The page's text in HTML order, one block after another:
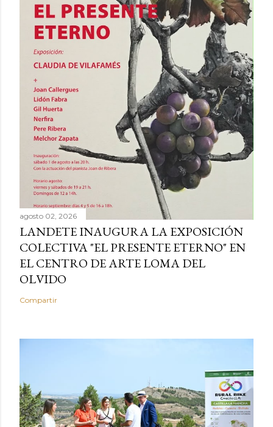
agosto 02, 2026
LANDETE INAUGURA LA EXPOSICIÓN
COLECTIVA "EL PRESENTE ETERNO" EN
EL CENTRO DE ARTE LOMA DEL
OLVIDO
Compartir